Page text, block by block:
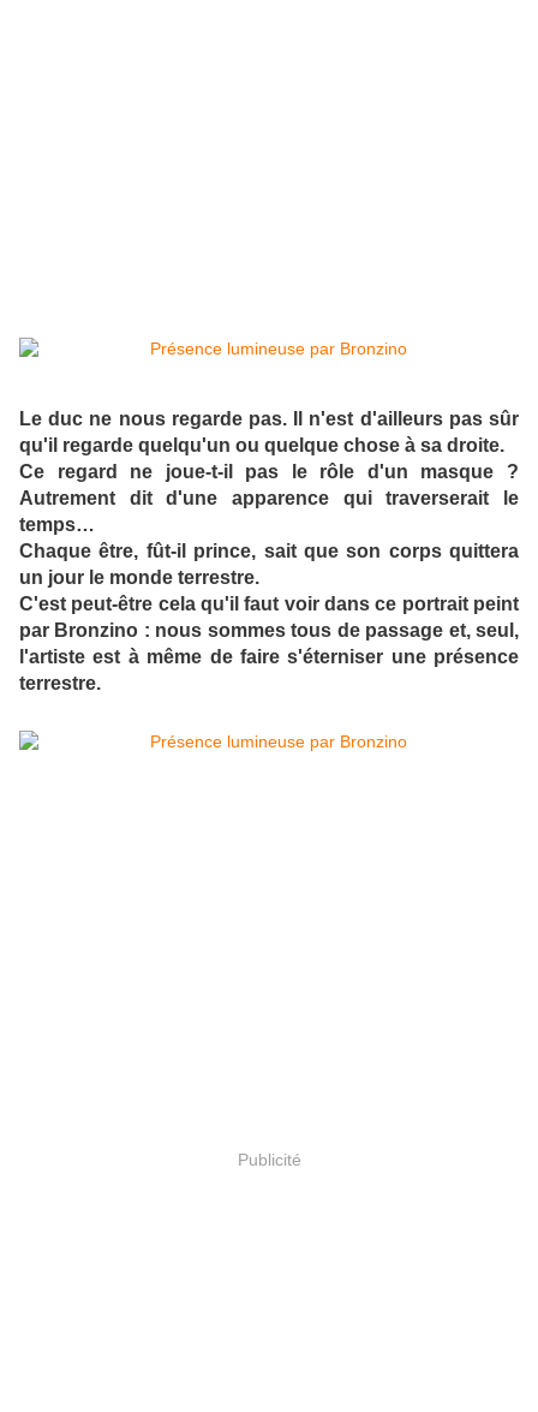
Le duc ne nous regarde pas. Il n'est d'ailleurs pas sûr
qu'il regarde quelqu'un ou quelque chose à sa droite.
Ce regard ne joue-t-il pas le rôle d'un masque ?
Autrement dit d'une apparence qui traverserait le
temps…
Chaque être, fût-il prince, sait que son corps quittera
un jour le monde terrestre.
C'est peut-être cela qu'il faut voir dans ce portrait peint
par Bronzino : nous sommes tous de passage et, seul,
l'artiste est à même de faire s'éterniser une présence
terrestre.
Publicité